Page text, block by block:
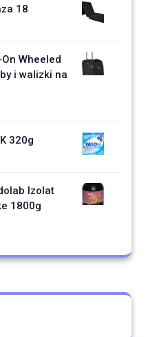
18
Wheeled
i walizki na
320g
Izolat
1800g